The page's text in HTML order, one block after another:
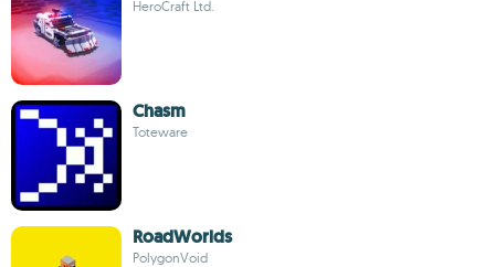
HeroCraft Ltd.
Chasm
Toteware
RoadWorlds
PolygonVoid